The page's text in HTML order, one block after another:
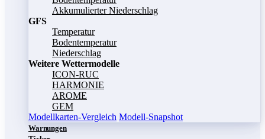
Akkumulierter Niederschlag
GFS
Temperatur
Bodentemperatur
Niederschlag
Weitere Wettermodelle
ICON-RUC
HARMONIE
AROME
GEM
Modellkarten-Vergleich Modell-Snapshot
Warnungen